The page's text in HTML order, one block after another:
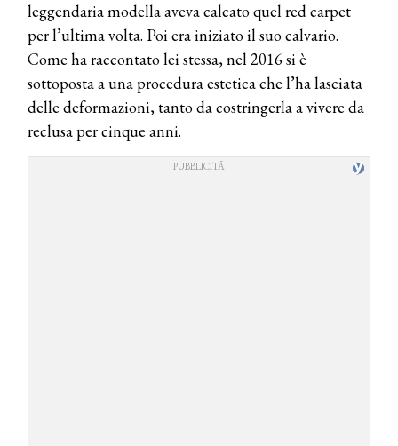
leggendaria modella aveva calcato quel red carpet
per l’ultima volta. Poi era iniziato il suo calvario.
Come ha raccontato lei stessa, nel 2016 si è
sottoposta a una procedura estetica che l’ha lasciata
delle deformazioni, tanto da costringerla a vivere da
reclusa per cinque anni.